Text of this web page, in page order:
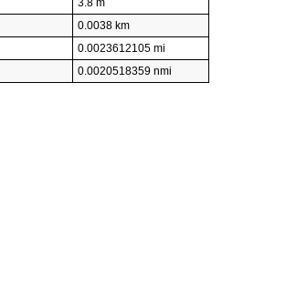
3.8 m
0.0038 km
0.0023612105 mi
0.0020518359 nmi